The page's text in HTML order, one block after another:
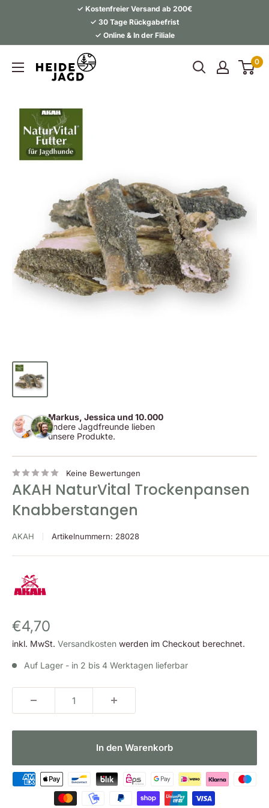
✓ Kostenfreier Versand ab 200€
✓ 30 Tage Rückgabefrist
✓ Online & In der Filiale
0
Markus, Jessica und 10.000
andere Jagdfreunde lieben
unsere Produkte.
Keine Bewertungen
AKAH NaturVital Trockenpansen
Knabberstangen
AKAH Artikelnummern: 28028
Sonderpreis
€4,70
inkl. MwSt. Versandkosten werden im Checkout berechnet.
Auf Lager - in 2 bis 4 Werktagen lieferbar
In den Warenkorb